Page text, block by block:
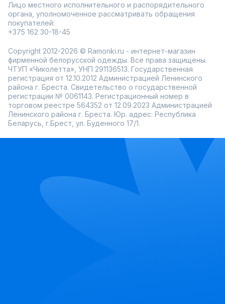
Лицо местного исполнительного и распорядительного
органа, уполномоченное рассматривать обращения
покупателей:
+375 162 30-18-45
Copyright 2012-2026 © Ramonki.ru - интернет-магазин
фирменной белорусской одежды. Все права защищены.
ЧТУП «Чиколетта», УНП 291136513. Государственная
регистрация от 12.10.2012 Администрацией Ленинского
района г. Бреста. Свидетельство о государственной
регистрации № 0061143. Регистрационный номер в
торговом реестре 564352 от 12.09.2023 Администрацией
Ленинского района г. Бреста. Юр. адрес: Республика
Беларусь, г.Брест, ул. Буденного 17/1.